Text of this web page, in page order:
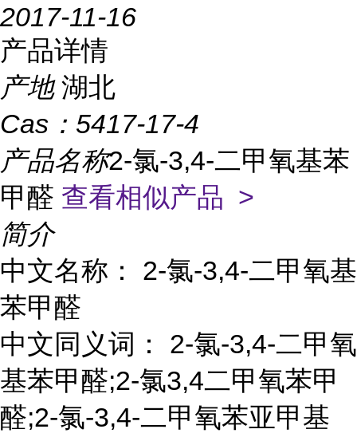
2017-11-16
产品详情
产地 湖北
Cas： 5417-17-4
产品名称2-氯-3,4-二甲氧基苯
甲醛 查看相似产品 >
简介
中文名称： 2-氯-3,4-二甲氧基
苯甲醛
中文同义词： 2-氯-3,4-二甲氧
基苯甲醛;2-氯3,4二甲氧苯甲
醛;2-氯-3,4-二甲氧苯亚甲基